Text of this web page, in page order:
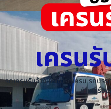
เครน
รถเครนรับจ้าง ให้เช่ารถเครน รถบ
ย้ายเครื่อ